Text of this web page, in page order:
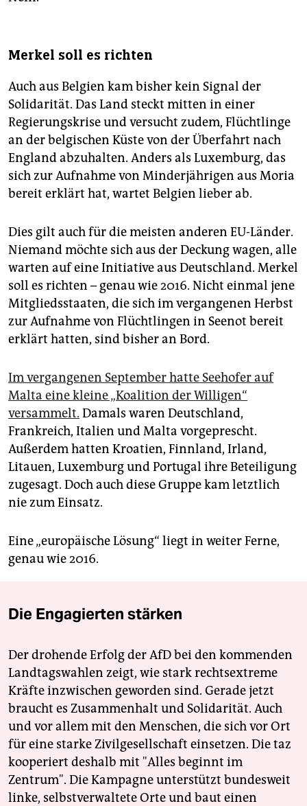
Merkel soll es richten
Auch aus Belgien kam bisher kein Signal der
Solidarität. Das Land steckt mitten in einer
Regierungskrise und versucht zudem, Flüchtlinge
an der belgischen Küste von der Überfahrt nach
England abzuhalten. Anders als Luxemburg, das
sich zur Aufnahme von Minderjährigen aus Moria
bereit erklärt hat, wartet Belgien lieber ab.
Dies gilt auch für die meisten anderen EU-Länder.
Niemand möchte sich aus der Deckung wagen, alle
warten auf eine Initiative aus Deutschland. Merkel
soll es richten – genau wie 2016. Nicht einmal jene
Mitgliedsstaaten, die sich im vergangenen Herbst
zur Aufnahme von Flüchtlingen in Seenot bereit
erklärt hatten, sind bisher an Bord.
Im vergangenen September hatte Seehofer auf
Malta eine kleine „Koalition der Willigen“
versammelt. Damals waren Deutschland,
Frankreich, Italien und Malta vorgeprescht.
Außerdem hatten Kroatien, Finnland, Irland,
Litauen, Luxemburg und Portugal ihre Beteiligung
zugesagt. Doch auch diese Gruppe kam letztlich
nie zum Einsatz.
Eine „europäische Lösung“ liegt in weiter Ferne,
genau wie 2016.
Die Engagierten stärken
Der drohende Erfolg der AfD bei den kommenden
Landtagswahlen zeigt, wie stark rechtsextreme
Kräfte inzwischen geworden sind. Gerade jetzt
braucht es Zusammenhalt und Solidarität. Auch
und vor allem mit den Menschen, die sich vor Ort
für eine starke Zivilgesellschaft einsetzen. Die taz
kooperiert deshalb mit "Alles beginnt im
Zentrum". Die Kampagne unterstützt bundesweit
linke, selbstverwaltete Orte und baut einen